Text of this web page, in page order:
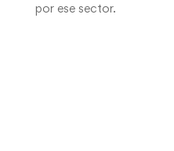
por ese sector.